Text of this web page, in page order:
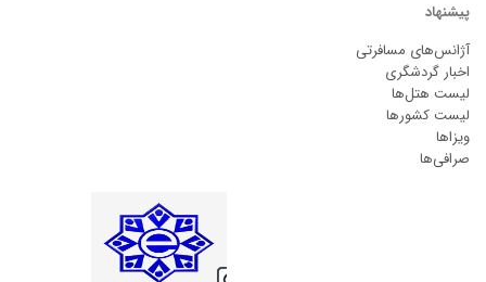
پیشنهاد
آژانس‌های مسافرتی
اخبار گردشگری
لیست هتل‌ها
لیست کشورها
ویزاها
صرافی‌ها